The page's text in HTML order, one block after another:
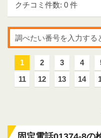
クチコミ件数: 0 件
1 2 3 4
11
12 13 14